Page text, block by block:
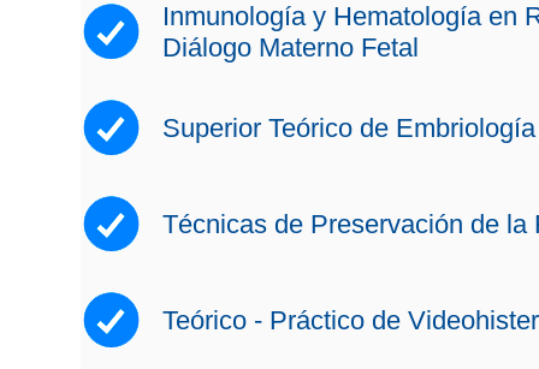
Inmunología y Hematología en
Diálogo Materno Fetal
Superior Teórico de
Técnicas de Preservación de la
Teórico - Práctico de